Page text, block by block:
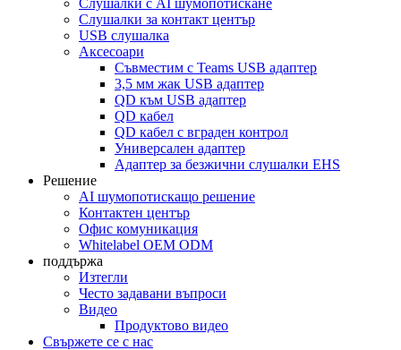
Слушалки с AI шумопотискане
Слушалки за контакт център
USB слушалка
Аксесоари
Съвместим с Teams USB адаптер
3,5 мм жак USB адаптер
QD към USB адаптер
QD кабел
QD кабел с вграден контрол
Универсален адаптер
Адаптер за безжични слушалки EHS
Решение
AI шумопотискащо решение
Контактен център
Офис комуникация
Whitelabel OEM ODM
поддържа
Изтегли
Често задавани въпроси
Видео
Продуктово видео
Свържете се с нас